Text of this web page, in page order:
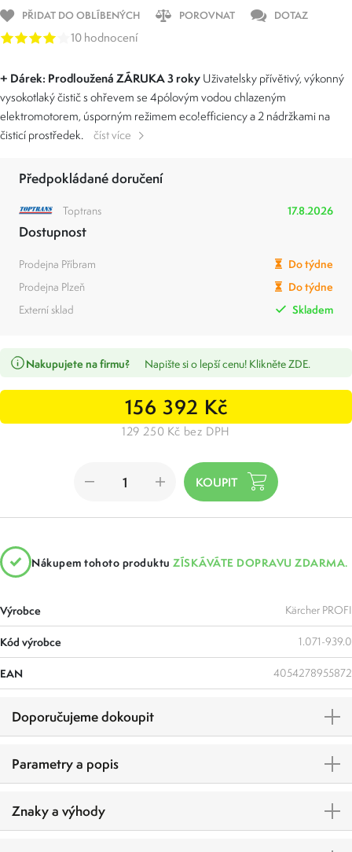
PŘIDAT DO OBLÍBENÝCH POROVNAT DOTAZ
10 hodnocení
+ Dárek: Prodloužená ZÁRUKA 3 roky Uživatelsky přívětivý, výkonný
vysokotlaký čistič s ohřevem se 4pólovým vodou chlazeným
elektromotorem, úsporným režimem eco!efficiencya 2 nádržkami na
čisticí prostředek.
číst více
Předpokládané doručení
Toptrans 17.8.2026
Dostupnost
Prodejna Příbram
Do týdne
Prodejna Plzeň
Do týdne
Externí sklad
Skladem
Nakupujete na firmu? Napište si o lepší cenu! Klikněte ZDE.
156 392 Kč
129 250 Kč bez DPH
Nákupem tohoto produktu ZÍSKÁVÁTE DOPRAVU ZDARMA.
Výrobce Kärcher PROFI
Kód výrobce 1.071-939.0
EAN 4054278955872
Doporučujeme dokoupit
Parametry a popis
Znaky a výhody